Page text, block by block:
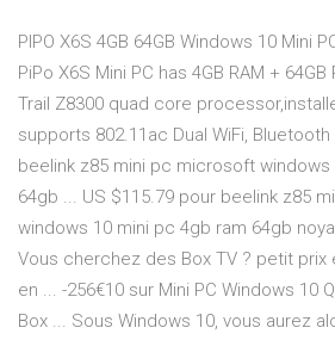
PIPO X6S 4GB 64GB Windows 10 Mini
PiPo X6S Mini PC has 4GB RAM +
Trail Z8300 quad core
supports 802.11ac Dual WiFi, Bluetooth
beelink z85 mini pc microsoft
64gb ... US $115.79 pour beelink z85
windows 10 mini pc 4gb ram 64gb
Vous cherchez des Box TV ? petit prix
en ... -256€10 sur Mini PC Windows 10
Box ... Sous Windows 10, vous aurez